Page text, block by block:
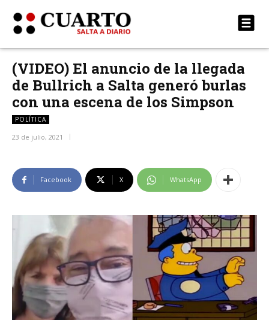
(VIDEO) El anuncio de la llegada
de Bullrich a Salta generó burlas
con una escena de los Simpson
POLÍTICA
23 de julio, 2021
Facebook X WhatsApp